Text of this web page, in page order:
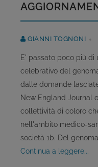
GIANNI TOGNONI
E' passato poco più
celebrativo del
dalle domande
New England Journal
collettività di coloro
nell'ambito medico-
società 1b. Del genoma
continua a leggere...